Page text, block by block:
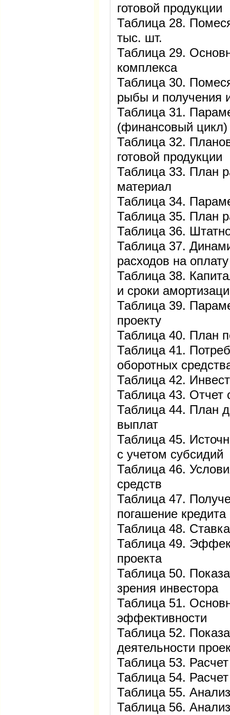
готовой продукции
Таблица 28.
тыс. шт.
Таблица 29.
комплекса
Таблица 30.
рыбы и получения
Таблица 31.
(финансовый цикл)
Таблица 32.
готовой продукции
Таблица 33. План
материал
Таблица 34.
Таблица 35. План
Таблица 36.
Таблица 37.
расходов на
Таблица 38.
и сроки
Таблица 39.
проекту
Таблица 40. План
Таблица 41.
оборотных
Таблица 42.
Таблица 43. Отчет
Таблица 44. План
выплат
Таблица 45.
с учетом субсидий
Таблица 46.
средств
Таблица 47.
погашение кредита
Таблица 48.
Таблица 49.
проекта
Таблица 50.
зрения инвестора
Таблица 51.
эффективности
Таблица 52.
деятельности
Таблица 53.
Таблица 54.
Таблица 55.
Таблица 56.